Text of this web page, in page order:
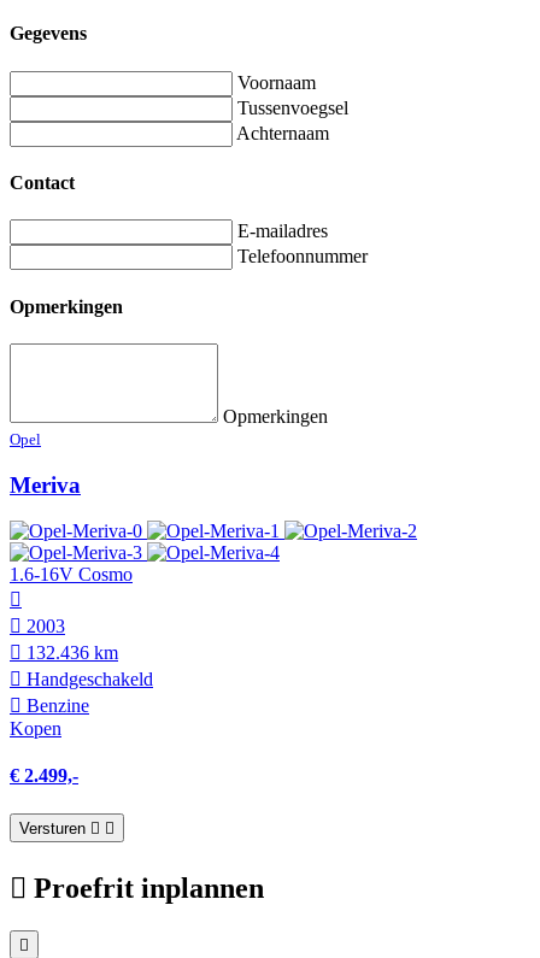
Gegevens
Voornaam
Tussenvoegsel
Achternaam
Contact
E-mailadres
Telefoonnummer
Opmerkingen
Opmerkingen
Opel
Meriva
1.6-16V Cosmo
2003
132.436 km
Hand­geschakeld
Benzine
Kopen
€ 2.499,-
Versturen
Proefrit inplannen